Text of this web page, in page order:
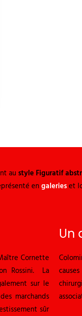
au style Figuratif
en galerieset
Cornette
Rossini. La
sur le
marchands
sûr
Un